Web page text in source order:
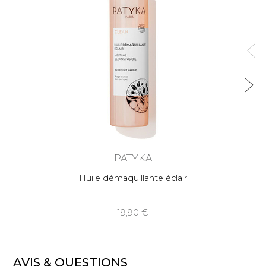
PATYKA
Huile démaquillante éclair
19,90
AVIS & QUESTIONS